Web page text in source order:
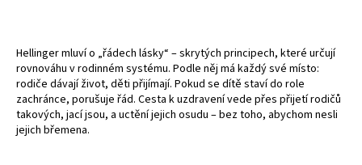
Hellinger mluví o „řádech lásky“ – skrytých principech, které určují
rovnováhu v rodinném systému. Podle něj má každý své místo:
rodiče dávají život, děti přijímají. Pokud se dítě staví do role
zachránce, porušuje řád. Cesta k uzdravení vede přes přijetí rodičů
takových, jací jsou, a uctění jejich osudu – bez toho, abychom nesli
jejich břemena.